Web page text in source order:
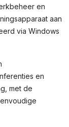
en
aan
via Windows
en
met de